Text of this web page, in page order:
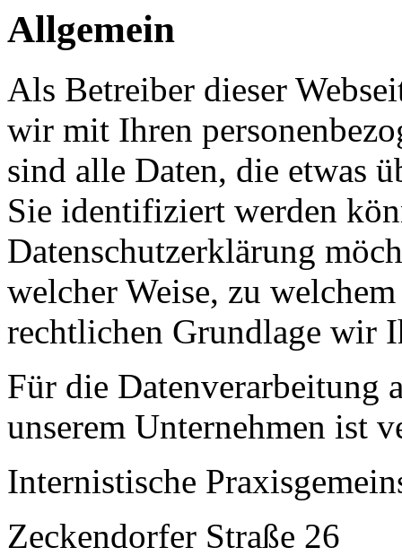
Allgemein
Als Betreiber dieser
wir mit Ihren
sind alle Daten, die etwas
Sie identifiziert werden
Datenschutzerklärung
welcher Weise, zu
rechtlichen Grundlage wir
Für die Datenverarbeitung
unserem Unternehmen ist
Internistische
Zeckendorfer Straße 26